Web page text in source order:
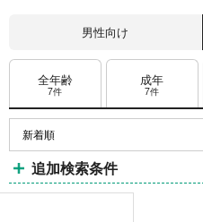
男性向け
全年齢
7件
成年
7件
追加検索条件